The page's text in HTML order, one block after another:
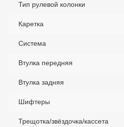
Тип рулевой колонки
Каретка
Система
Втулка передняя
Втулка задняя
Шифтеры
Трещотка/звёздочка/кассета